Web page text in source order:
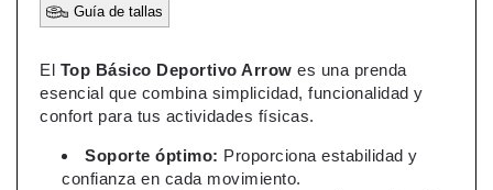
Guía de tallas
El Top Básico Deportivo Arrow es una prenda
esencial que combina simplicidad, funcionalidad y
confort para tus actividades físicas.
Soporte óptimo: Proporciona estabilidad y
confianza en cada movimiento.